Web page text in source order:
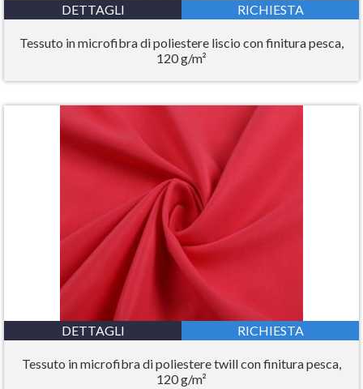
DETTAGLI RICHIESTA
Tessuto in microfibra di poliestere liscio con finitura pesca,
120 g/m²
DETTAGLI RICHIESTA
Tessuto in microfibra di poliestere twill con finitura pesca,
120 g/m²